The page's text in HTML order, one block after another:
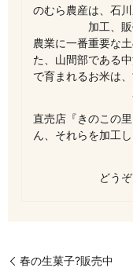
のむら農産は、石
加工、
農業に一番重要な
た、山間部である
で育まれるお米は
直売店『きのこの
ん、それらを加工
どう
春の生菓子?販売中